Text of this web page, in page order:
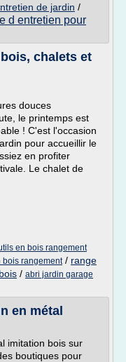
de jardin /
d entretien pour
chalets et
douces
le printemps est
! C'est l'occasion
pour accueillir le
en profiter
Le chalet de
en bois rangement
bois rangement/ range
/ abri jardin garage
en métal
imitation bois sur
boutiques pour